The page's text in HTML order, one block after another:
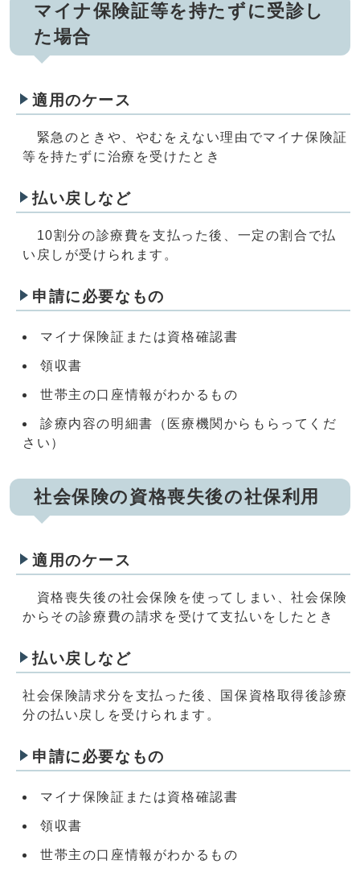
マイナ保険証等を持たずに受診し
た場合
適用のケース
緊急のときや、やむをえない理由でマイナ保険証
等を持たずに治療を受けたとき
払い戻しなど
10割分の診療費を支払った後、一定の割合で払
い戻しが受けられます。
申請に必要なもの
マイナ保険証または資格確認書
領収書
世帯主の口座情報がわかるもの
診療内容の明細書（医療機関からもらってくだ
さい）
社会保険の資格喪失後の社保利用
適用のケース
資格喪失後の社会保険を使ってしまい、社会保険
からその診療費の請求を受けて支払いをしたとき
払い戻しなど
社会保険請求分を支払った後、国保資格取得後診療
分の払い戻しを受けられます。
申請に必要なもの
マイナ保険証または資格確認書
領収書
世帯主の口座情報がわかるもの